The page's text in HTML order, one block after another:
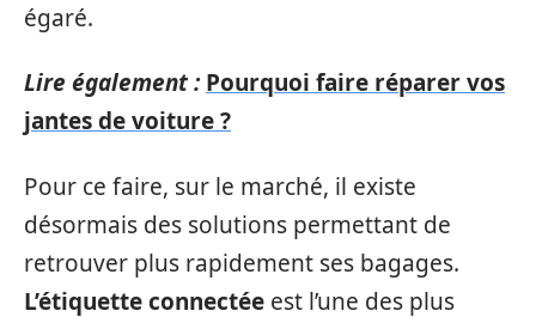
égaré.
Lire également : Pourquoi faire réparer vos
jantes de voiture ?
Pour ce faire, sur le marché, il existe
désormais des solutions permettant de
retrouver plus rapidement ses bagages.
L’étiquette connectée est l’une des plus